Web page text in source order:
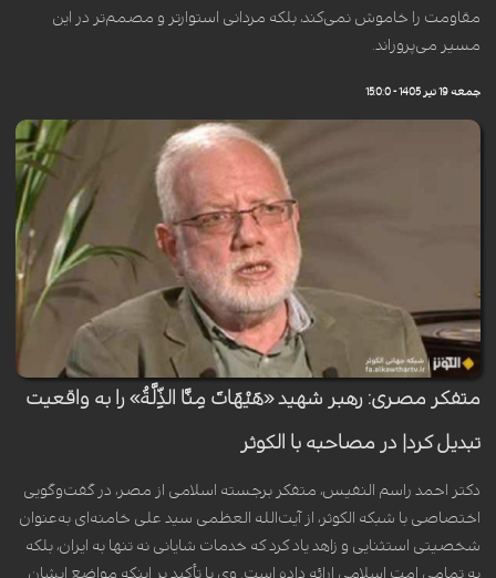
مقاومت را خاموش نمی‌کند، بلکه مردانی استوارتر و مصمم‌تر در این
مسیر می‌پروراند.
جمعه 19 تیر 1405 - 15:0:0
متفکر مصری: رهبر شهید «هَیْهَاتَ مِنَّا الذِّلَّةُ» را به واقعیت
تبدیل کرد| در مصاحبه با الکوثر
دکتر احمد راسم النفیس، متفکر برجسته اسلامی از مصر، در گفت‌وگویی
اختصاصی با شبکه الکوثر، از آیت‌الله العظمی سید علی خامنه‌ای به‌عنوان
شخصیتی استثنایی و زاهد یاد کرد که خدمات شایانی نه تنها به ایران، بلکه
به تمامی امت اسلامی ارائه داده است. وی با تأکید بر اینکه مواضع ایشان